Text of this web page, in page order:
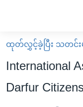
လွယ်ကူ
စေ
သည့်
မူလစာမျက်နှာ
မြန်မာ
ကမ္ဘာ့သတင်းများ
ထုတ်လွှင့်ခဲ့ပြီး သတင်းမ
International
Darfur